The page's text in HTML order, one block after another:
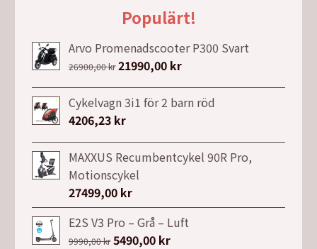
Populärt!
Arvo Promenadscooter P300 Svart
26900,00kr Det
priset
var:
21990,00 krDet
priset
Cykelvagn 3i1 för 2 barn röd
4206,23 kr
MAXXUS Recumbentcykel 90R Pro,
Motionscykel
27499,00 kr
E2S V3 Pro – Grå – Luft
9990,00kr Det
5490,00 krDet